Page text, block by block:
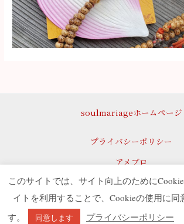
soulmariageホームページ
プライバシーポリシー
アメブロ
Copyright © 2026 soulmariage 神
Kawori
このサイトでは、サイト向上のために
イトを利用することで、Cookieの使用に同
す。
同意します プライバシーポリシー